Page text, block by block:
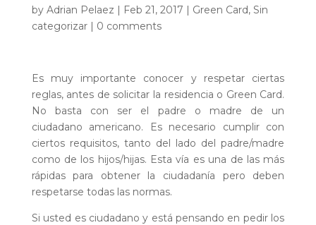
by Adrian Pelaez | Feb 21, 2017 | Green Card, Sin
categorizar| 0 comments
Es muy importante conocer y respetar ciertas
reglas, antes de solicitar la residencia o Green Card.
No basta con ser el padre o madre de un
ciudadano americano. Es necesario cumplir con
ciertos requisitos, tanto del lado del padre/madre
como de los hijos/hijas. Esta vía es una de las más
rápidas para obtener la ciudadanía pero deben
respetarse todas las normas.
Si usted es ciudadano y está pensando en pedir los